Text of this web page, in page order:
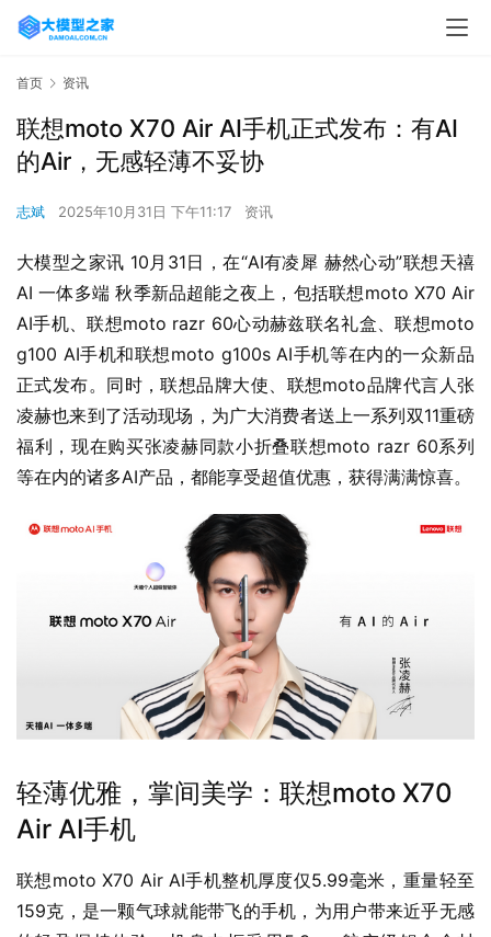
首页 资讯
联想moto X70 Air AI手机正式发布：有AI
的Air，无感轻薄不妥协
志斌 2025年10月31日 下午11:17 资讯
大模型之家讯 10月31日，在“AI有凌犀 赫然心动”联想天禧
AI 一体多端 秋季新品超能之夜上，包括联想moto X70 Air
AI手机、联想moto razr 60心动赫兹联名礼盒、联想moto
g100 AI手机和联想moto g100s AI手机等在内的一众新品
正式发布。同时，联想品牌大使、联想moto品牌代言人张
凌赫也来到了活动现场，为广大消费者送上一系列双11重磅
福利，现在购买张凌赫同款小折叠联想moto razr 60系列
等在内的诸多AI产品，都能享受超值优惠，获得满满惊喜。
轻薄优雅，掌间美学：联想moto X70
Air AI手机
联想moto X70 Air AI手机整机厚度仅5.99毫米，重量轻至
159克，是一颗气球就能带飞的手机，为用户带来近乎无感